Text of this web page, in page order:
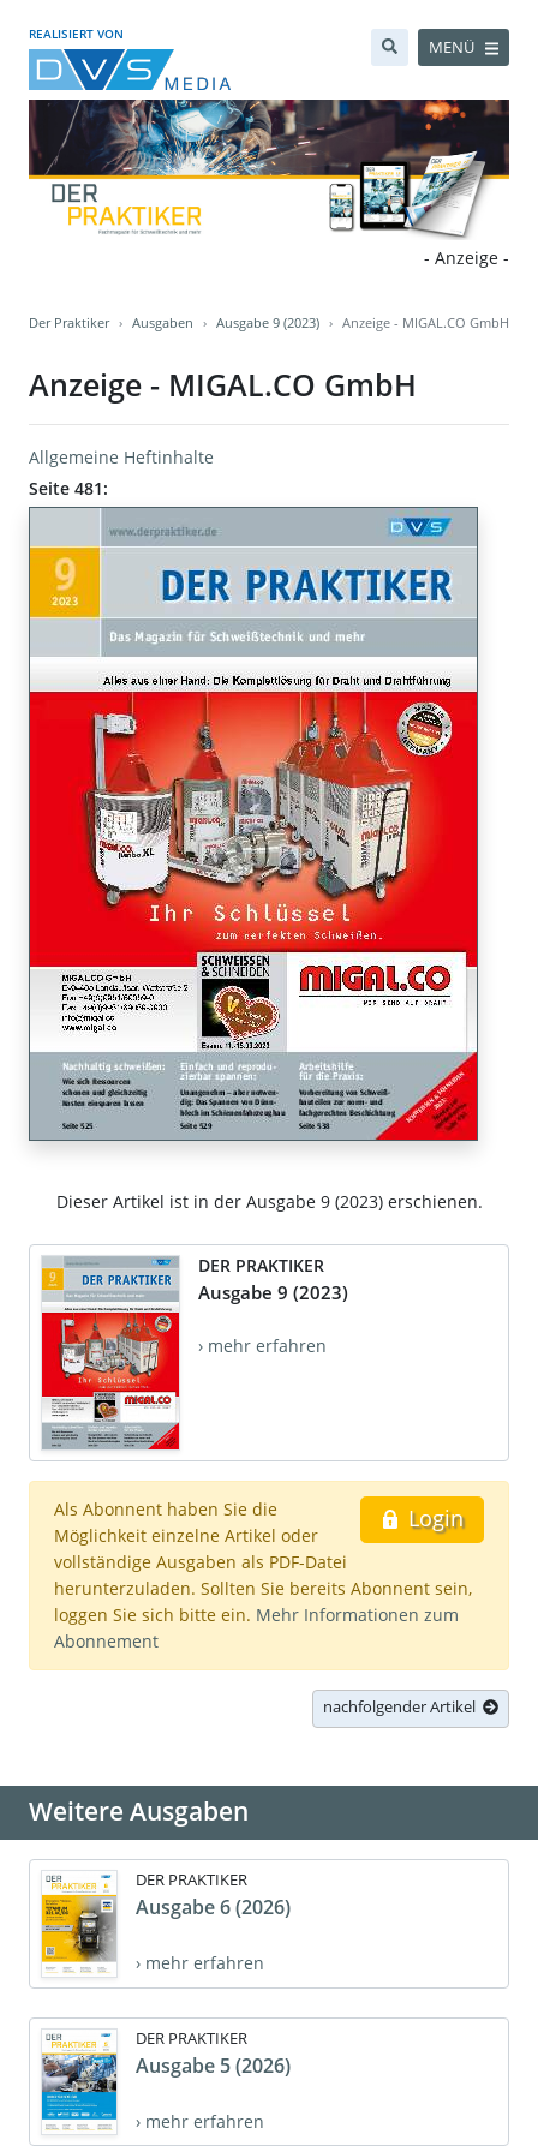
REALISIERT VON
MENÜ
- Anzeige -
Der Praktiker Ausgaben Ausgabe 9 (2023) Anzeige - MIGAL.CO GmbH
Anzeige - MIGAL.CO GmbH
Allgemeine Heftinhalte
Seite 481:
Dieser Artikel ist in der Ausgabe 9 (2023) erschienen.
DER PRAKTIKER
Ausgabe 9 (2023)
› mehr erfahren
Login
Als Abonnent haben Sie die
Möglichkeit einzelne Artikel oder
vollständige Ausgaben als PDF-Datei
herunterzuladen. Sollten Sie bereits Abonnent sein,
loggen Sie sich bitte ein. Mehr Informationen zum
Abonnement
nachfolgender Artikel
Weitere Ausgaben
DER PRAKTIKER
Ausgabe 6 (2026)
› mehr erfahren
DER PRAKTIKER
Ausgabe 5 (2026)
› mehr erfahren